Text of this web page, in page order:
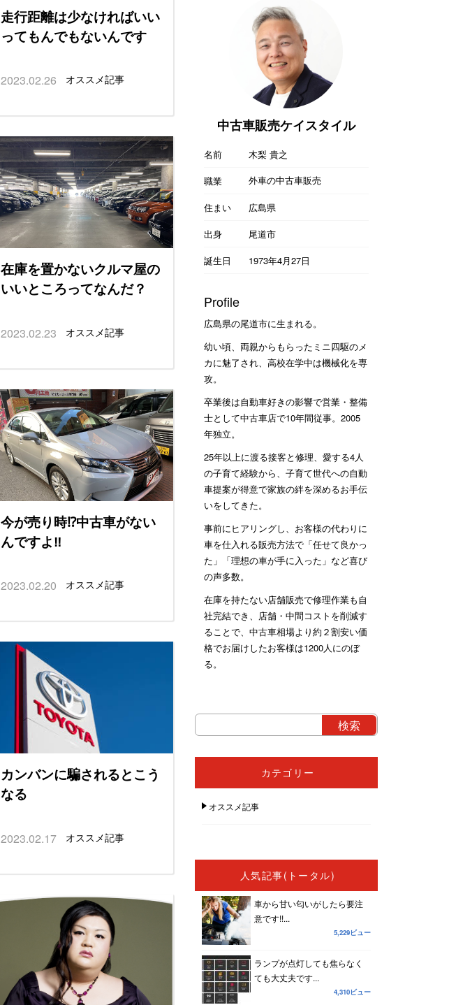
走行距離は少なければいい
ってもんでもないんです
2023.02.26 オススメ記事
在庫を置かないクルマ屋の
いいところってなんだ？
2023.02.23 オススメ記事
今が売り時⁉︎中古車がない
んですよ‼︎
2023.02.20 オススメ記事
カンバンに騙されるとこう
なる
2023.02.17 オススメ記事
中古車販売ケイスタイル
名前
木梨 貴之
職業
外車の中古車販売
住まい
広島県
出身
尾道市
誕生日
1973年4月27日
Profile
広島県の尾道市に生まれる。
幼い頃、両親からもらったミニ四駆のメ
カに魅了され、高校在学中は機械化を専
攻。
卒業後は自動車好きの影響で営業・整備
士として中古車店で10年間従事。2005
年独立。
25年以上に渡る接客と修理、愛する4人
の子育て経験から、子育て世代への自動
車提案が得意で家族の絆を深めるお手伝
いをしてきた。
事前にヒアリングし、お客様の代わりに
車を仕入れる販売方法で「任せて良かっ
た」「理想の車が手に入った」など喜び
の声多数。
在庫を持たない店舗販売で修理作業も自
社完結でき、店舗・中間コストを削減す
ることで、中古車相場より約２割安い価
格でお届けしたお客様は1200人にのぼ
る。
カテゴリー
オススメ記事
人気記事(トータル)
車から甘い匂いがしたら要注
意です!!...
5,229ビュー
ランプが点灯しても焦らなく
ても大丈夫です...
4,310ビュー